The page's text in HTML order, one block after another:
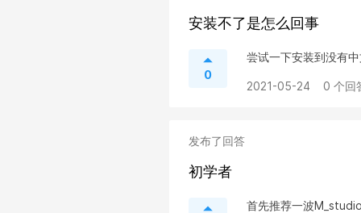
安装不了是怎么回事
0
尝试一下安装到没有
2021-05-24 0 个回
发布了回答
初学者
首先推荐一波